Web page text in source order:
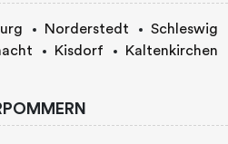
Norderstedt
Schleswig
Kisdorf
Kaltenkirchen